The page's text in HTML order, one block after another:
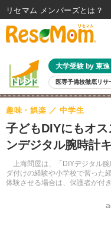
大学受験 by 東進
医専予備校徹底リサ
親子で考える大学選び 高校受
共通テスト 夏休み
8月開催イベント・WS 全国公
自由研究教材（小学生向け）
子どもDIYにもオ
ンデジタル腕時計
上海問屋は、「DIYデジタル
ダ付けの経験や小学校で習った
体験させる場合は、保護者が付
趣味・娯楽 中学生
リセマム メンバーズ